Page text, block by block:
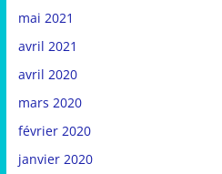
mai 2021
avril 2021
avril 2020
mars 2020
février 2020
janvier 2020